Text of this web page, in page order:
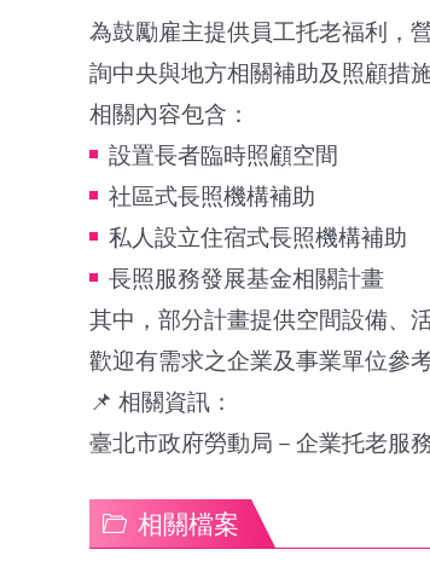
為鼓勵雇主提供員工托老福利，
詢中央與地方相關補助及照顧措施
相關內容包含：
設置長者臨時照顧空間
社區式長照機構補助
私人設立住宿式長照機構補助
長照服務發展基金相關計畫
其中，部分計畫提供空間設備、
歡迎有需求之企業及事業單位參
📌 相關資訊：
臺北市政府勞動局－企業托老服
相關檔案